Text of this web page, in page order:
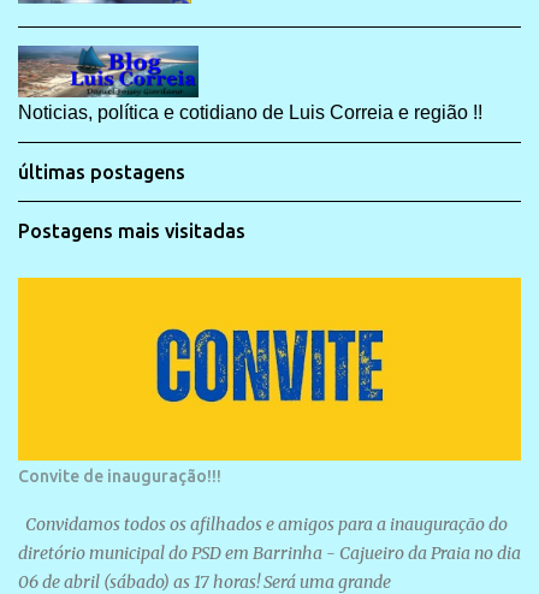
Noticias, política e cotidiano de Luis Correia e região !!
últimas postagens
Postagens mais visitadas
Convite de inauguração!!!
Convidamos todos os afilhados e amigos para a inauguração do
diretório municipal do PSD em Barrinha - Cajueiro da Praia no dia
06 de abril (sábado) as 17 horas! Será uma grande